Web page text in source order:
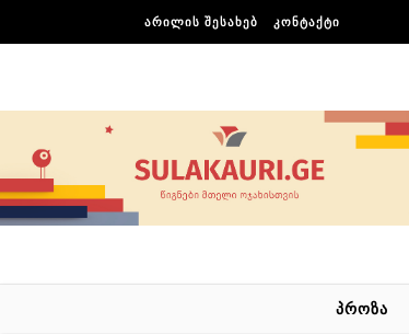
ᲐᲠᲘᲚᲘᲡ ᲨᲔᲡᲐᲮᲔᲑ ᲙᲝᲜᲢᲐᲥᲢᲘ
ᲞᲠᲝᲖᲐ